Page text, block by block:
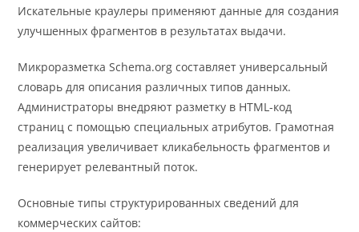
Искательные краулеры применяют данные для создания
улучшенных фрагментов в результатах выдачи.
Микроразметка Schema.org составляет универсальный
словарь для описания различных типов данных.
Администраторы внедряют разметку в HTML-код
страниц с помощью специальных атрибутов. Грамотная
реализация увеличивает кликабельность фрагментов и
генерирует релевантный поток.
Основные типы структурированных сведений для
коммерческих сайтов: